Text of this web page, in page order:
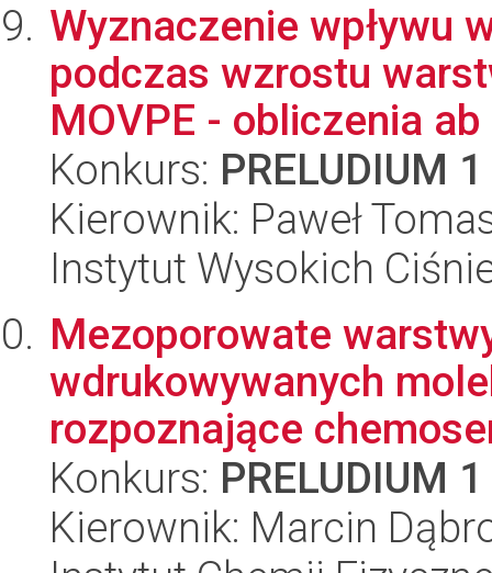
Wyznaczenie wpływu
podczas wzrostu
MOVPE - obliczenia
Konkurs: PRELUDIUM 1
Kierownik: Paweł
Instytut Wysokich
Mezoporowate
wdrukowywanych
rozpoznające
Konkurs: PRELUDIUM 1
Kierownik: Marcin